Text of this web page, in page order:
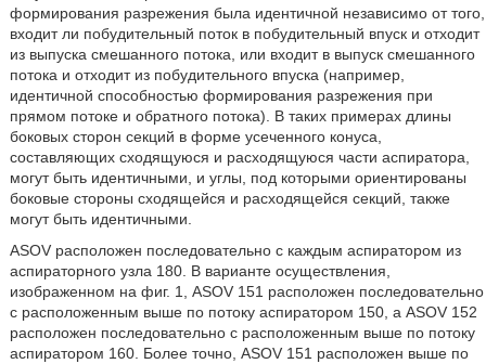
формирования разрежения была идентичной независимо от того,
входит ли побудительный поток в побудительный впуск и отходит
из выпуска смешанного потока, или входит в выпуск смешанного
потока и отходит из побудительного впуска (например,
идентичной способностью формирования разрежения при
прямом потоке и обратного потока). В таких примерах длины
боковых сторон секций в форме усеченного конуса,
составляющих сходящуюся и расходящуюся части аспиратора,
могут быть идентичными, и углы, под которыми ориентированы
боковые стороны сходящейся и расходящейся секций, также
могут быть идентичными.
ASOV расположен последовательно с каждым аспиратором из
аспираторного узла 180. В варианте осуществления,
изображенном на фиг. 1, ASOV 151 расположен последовательно
с расположенным выше по потоку аспиратором 150, а ASOV 152
расположен последовательно с расположенным выше по потоку
аспиратором 160. Более точно, ASOV 151 расположен выше по